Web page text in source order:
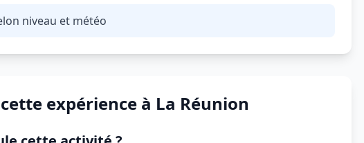
niveau et météo
expérience à La Réunion